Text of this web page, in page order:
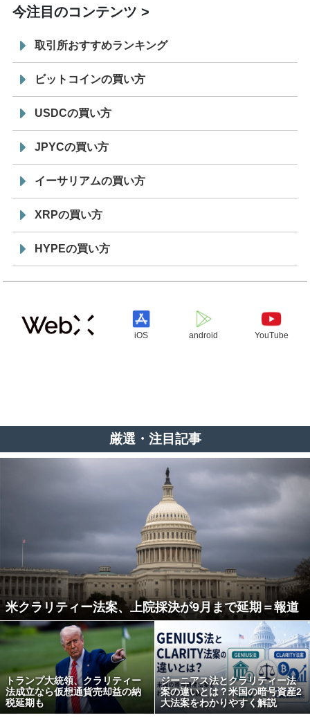
今注目のコンテンツ
取引所おすすめランキング
ビットコインの買い方
USDCの買い方
JPYCの買い方
イーサリアムの買い方
XRPの買い方
HYPEの買い方
iOS android YouTube
厳選・注目記事
米クラリティー法案、上院採決が9月まで延期＝報道
トランプ大統領、クラリティー
法成立なら仮想通貨売却益の納
税延期も
ジーニアス法とクラリティー法
案の違いとは？米国の暗号資産2
大法案をわかりやすく解説